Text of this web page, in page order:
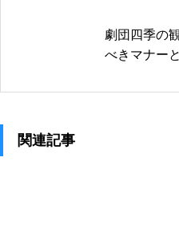
劇団四季の
べきマナー
関連記事